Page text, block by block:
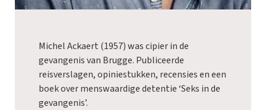
Michel Ackaert (1957) was cipier in de
gevangenis van Brugge. Publiceerde
reisverslagen, opiniestukken, recensies en een
boek over menswaardige detentie ‘Seks in de
gevangenis’.